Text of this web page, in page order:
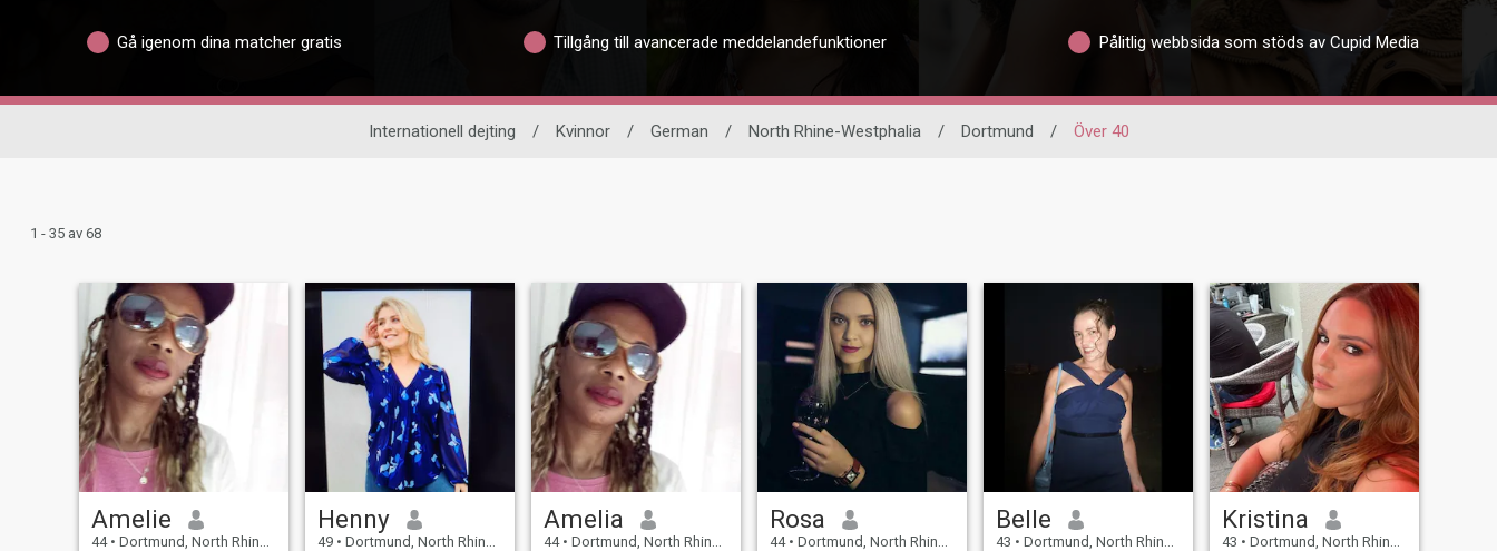
Gå igenom dina matcher gratis Tillgång till avancerade meddelandefunktioner Pålitlig webbsida som stöds av Cupid Media
Internationell dejting / Kvinnor / German / North Rhine-Westphalia / Dortmund / Över 40
1 - 35 av 68
Amelie
44 • Dortmund, North Rhine-Westphalia, Tyskland
Henny
49 • Dortmund, North Rhine-Westphalia, Tyskland
Amelia
44 • Dortmund, North Rhine-Westphalia, Tyskland
Rosa
44 • Dortmund, North Rhine-Westphalia, Tyskland
Belle
43 • Dortmund, North Rhine-Westphalia, Tyskland
Kristina
43 • Dortmund, North Rhine-Westphalia, Tyskland